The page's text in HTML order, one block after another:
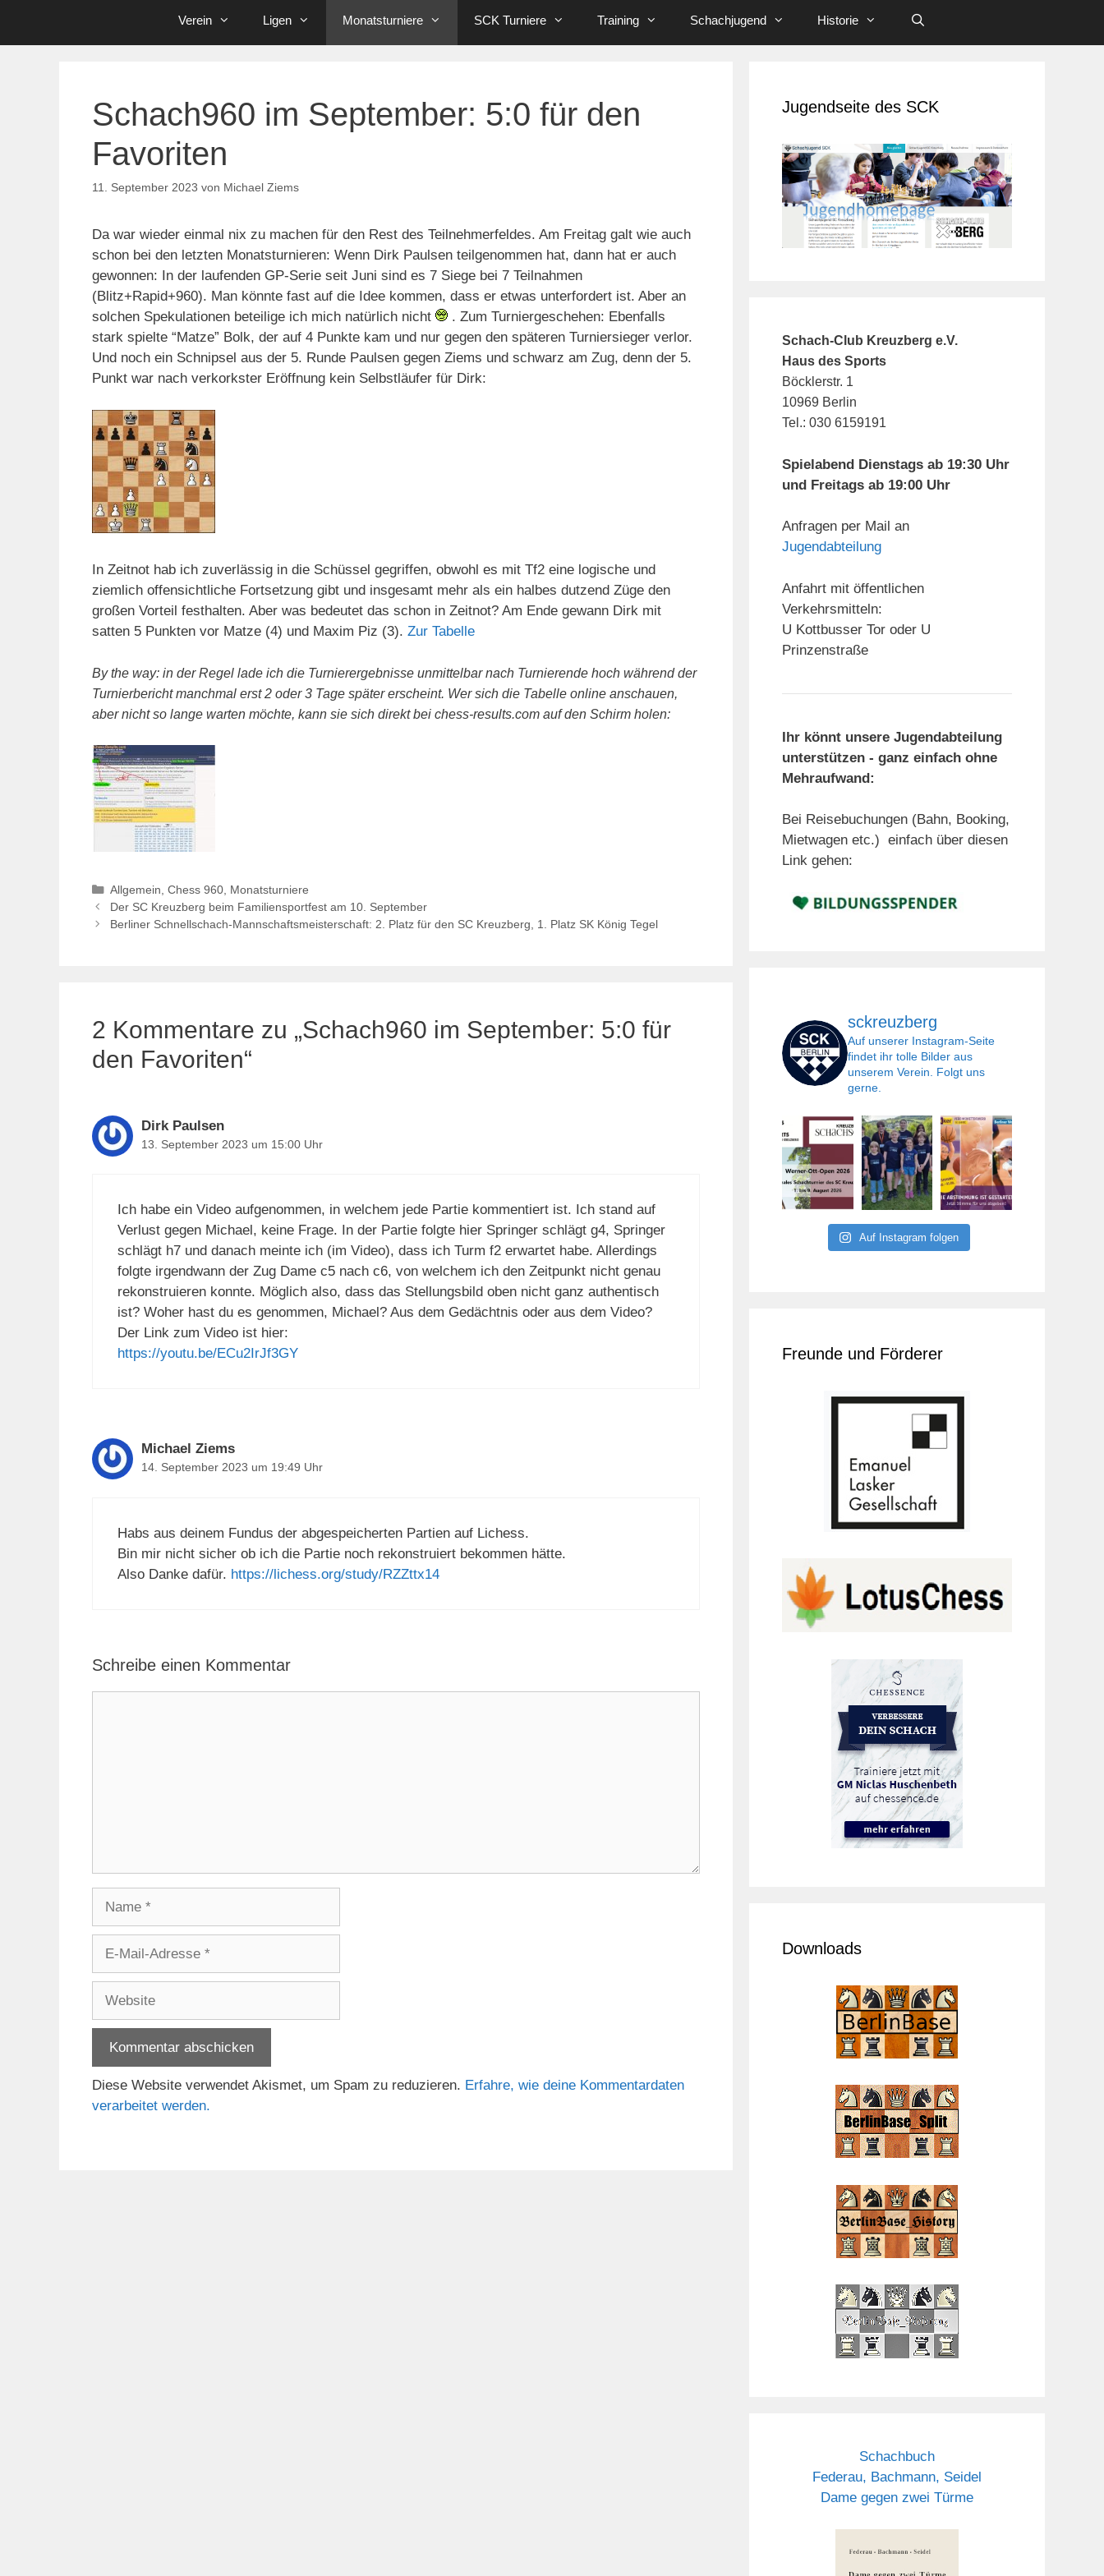
Verein Ligen Monatsturniere SCK Turniere Training Schachjugend Historie
Schach960 im September: 5:0 für den
Favoriten
11. September 2023 von Michael Ziems
Da war wieder einmal nix zu machen für den Rest des Teilnehmerfeldes. Am Freitag galt wie auch
schon bei den letzten Monatsturnieren: Wenn Dirk Paulsen teilgenommen hat, dann hat er auch
gewonnen: In der laufenden GP-Serie seit Juni sind es 7 Siege bei 7 Teilnahmen
(Blitz+Rapid+960). Man könnte fast auf die Idee kommen, dass er etwas unterfordert ist. Aber an
solchen Spekulationen beteilige ich mich natürlich nicht
. Zum Turniergeschehen: Ebenfalls
stark spielte “Matze” Bolk, der auf 4 Punkte kam und nur gegen den späteren Turniersieger verlor.
Und noch ein Schnipsel aus der 5. Runde Paulsen gegen Ziems und schwarz am Zug, denn der 5.
Punkt war nach verkorkster Eröffnung kein Selbstläufer für Dirk:
In Zeitnot hab ich zuverlässig in die Schüssel gegriffen, obwohl es mit Tf2 eine logische und
ziemlich offensichtliche Fortsetzung gibt und insgesamt mehr als ein halbes dutzend Züge den
großen Vorteil festhalten. Aber was bedeutet das schon in Zeitnot? Am Ende gewann Dirk mit
satten 5 Punkten vor Matze (4) und Maxim Piz (3). Zur Tabelle
By the way: in der Regel lade ich die Turnierergebnisse unmittelbar nach Turnierende hoch während der
Turnierbericht manchmal erst 2 oder 3 Tage später erscheint. Wer sich die Tabelle online anschauen,
aber nicht so lange warten möchte, kann sie sich direkt bei chess-results.com auf den Schirm holen:
Kategorien
Allgemein Chess 960, Monatsturniere
Der SC Kreuzberg beim Familiensportfest am 10. September
Berliner Schnellschach-Mannschaftsmeisterschaft: 2. Platz für den SC Kreuzberg, 1. Platz SK König Tegel
2 Kommentare zu „Schach960 im September: 5:0 für
den Favoriten“
Dirk Paulsen
13. September 2023 um 15:00 Uhr
Ich habe ein Video aufgenommen, in welchem jede Partie kommentiert ist. Ich stand auf
Verlust gegen Michael, keine Frage. In der Partie folgte hier Springer schlägt g4, Springer
schlägt h7 und danach meinte ich (im Video), dass ich Turm f2 erwartet habe. Allerdings
folgte irgendwann der Zug Dame c5 nach c6, von welchem ich den Zeitpunkt nicht genau
rekonstruieren konnte. Möglich also, dass das Stellungsbild oben nicht ganz authentisch
ist? Woher hast du es genommen, Michael? Aus dem Gedächtnis oder aus dem Video?
Der Link zum Video ist hier:
https://youtu.be/ECu2IrJf3GY
Michael Ziems
14. September 2023 um 19:49 Uhr
Habs aus deinem Fundus der abgespeicherten Partien auf Lichess.
Bin mir nicht sicher ob ich die Partie noch rekonstruiert bekommen hätte.
Also Danke dafür. https://lichess.org/study/RZZttx14
Schreibe einen Kommentar
Adresse
Diese Website verwendet Akismet, um Spam zu reduzieren. Erfahre, wie deine Kommentardaten
verarbeitet werden.
Jugendseite des SCK
Schach-Club Kreuzberg e.V.
Haus des Sports
Böcklerstr. 1
10969 Berlin
Tel.: 030 6159191
Spielabend Dienstags ab 19:30 Uhr
und Freitags ab 19:00 Uhr
Anfragen per Mail an
Jugendabteilung
Anfahrt mit öffentlichen
Verkehrsmitteln:
U Kottbusser Tor oder U
Prinzenstraße
Ihr könnt unsere Jugendabteilung
unterstützen - ganz einfach ohne
Mehraufwand:
Bei Reisebuchungen (Bahn, Booking,
Mietwagen etc.) einfach über diesen
Link gehen:
sckreuzberg
Auf unserer Instagram-Seite
findet ihr tolle Bilder aus
unserem Verein. Folgt uns
gerne.
Auf Instagram folgen
Freunde und Förderer
Downloads
Schachbuch
Federau, Bachmann, Seidel
Dame gegen zwei Türme